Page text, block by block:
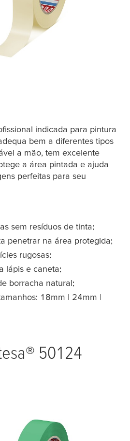
indicada para pintura
bem a diferentes tipos
a mão, tem excelente
a área pintada e ajuda
perfeitas para seu
sem resíduos de tinta;
penetrar na área protegida;
rugosas;
lápis e caneta;
borracha natural;
18mm | 24mm |
® 50124